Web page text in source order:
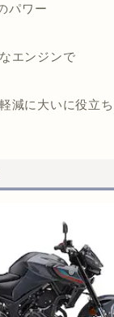
パワー
エンジンで
減に大いに役立ち